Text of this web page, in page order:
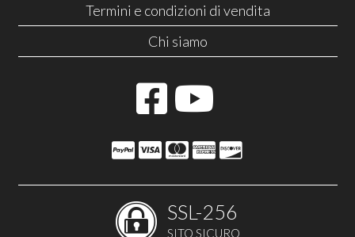
Termini e condizioni di vendita
Chi siamo
SSL-256
SITO SICURO